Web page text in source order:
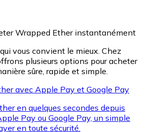
Wrapped Ether instantanément
vous convient le mieux. Chez
plusieurs options pour acheter
sûre, rapide et simple.
avec Apple Pay et Google Pay
en quelques secondes depuis
Pay ou Google Pay, un simple
en toute sécurité.